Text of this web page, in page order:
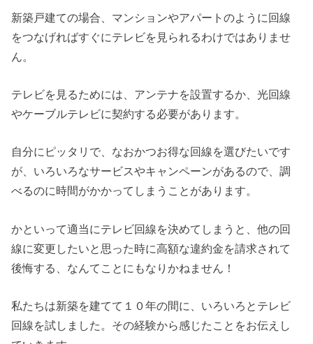
新築戸建ての場合、マンションやアパートのように回線
をつなげればすぐにテレビを見られるわけではありませ
ん。
テレビを見るためには、アンテナを設置するか、光回線
やケーブルテレビに契約する必要があります。
自分にピッタリで、なおかつお得な回線を選びたいです
が、いろいろなサービスやキャンペーンがあるので、調
べるのに時間がかかってしまうことがあります。
かといって適当にテレビ回線を決めてしまうと、他の回
線に変更したいと思った時に高額な違約金を請求されて
後悔する、なんてことにもなりかねません！
私たちは新築を建てて１０年の間に、いろいろとテレビ
回線を試しました。その経験から感じたことをお伝えし